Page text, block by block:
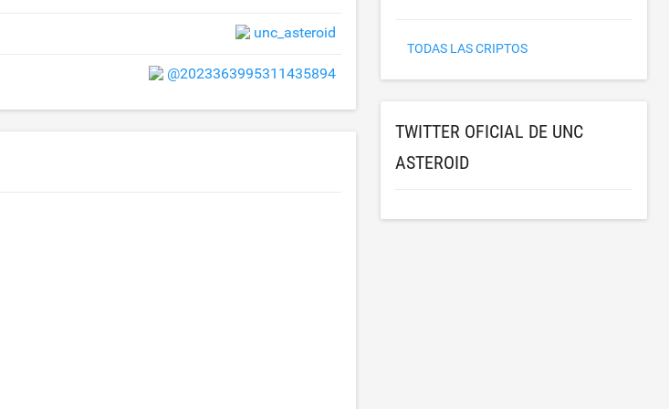
unc_asteroid
@2023363995311435894
TODAS LAS CRIPTOS
TWITTER OFICIAL DE UNC
ASTEROID